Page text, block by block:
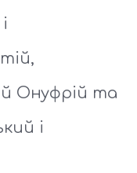
Онуфрій та
і